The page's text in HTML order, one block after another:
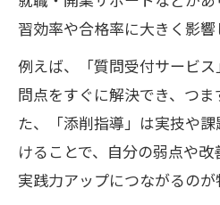
習効率や合格率に大きく影響
例えば、「質問受付サービ
問点をすぐに解決でき、つ
た、「添削指導」は実技や
けることで、自分の弱点や改
実践力アップにつながるのが